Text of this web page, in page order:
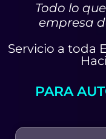
Todo lo
empresa
Servicio a toda
PARA